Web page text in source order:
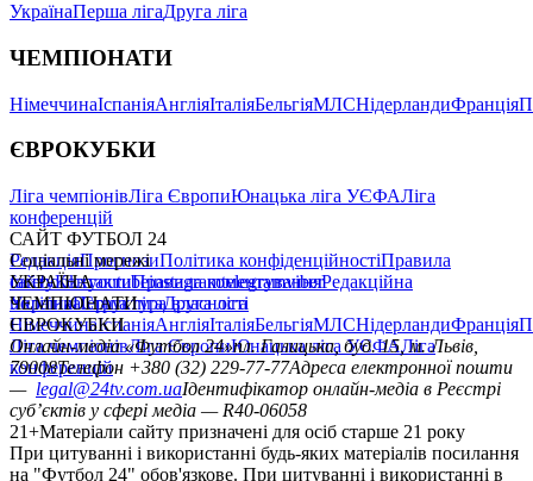
УкраїнаПерша лігаДруга ліга
ЧЕМПІОНАТИ
НімеччинаІспаніяАнгліяІталіяБельгіяМЛСНідерландиФранція
ЄВРОКУБКИ
Ліга чемпіонівЛіга ЄвропиЮнацька ліга УЄФАЛіга
конференцій
САЙТ ФУТБОЛ 24
РедакціяПрогнозиПолітика конфіденційностіПравила
сайтуКонтактиПравила коментуванняРедакційна
політикаСтруктура власності
Соціальні мережі
facebookxyoutubeinstagramtelegramviber
УКРАЇНА
УкраїнаПерша лігаДруга ліга
ЧЕМПІОНАТИ
НімеччинаІспаніяАнгліяІталіяБельгіяМЛСНідерландиФранція
ЄВРОКУБКИ
Ліга чемпіонівЛіга ЄвропиЮнацька ліга УЄФАЛіга
конференцій
Онлайн-медіа «Футбол 24»пл. Галицька, буд. 15, м. Львів,
79008Телефон +380 (32) 229-77-77Адреса електронної пошти
— legal@24tv.com.uaІдентифікатор онлайн-медіа в Реєстрі
суб’єктів у сфері медіа — R40-06058
21+Матеріали сайту призначені для осіб старше 21 року
При цитуванні і використанні будь-яких матеріалів посилання
на "Футбол 24" обов'язкове. При цитуванні і використанні в